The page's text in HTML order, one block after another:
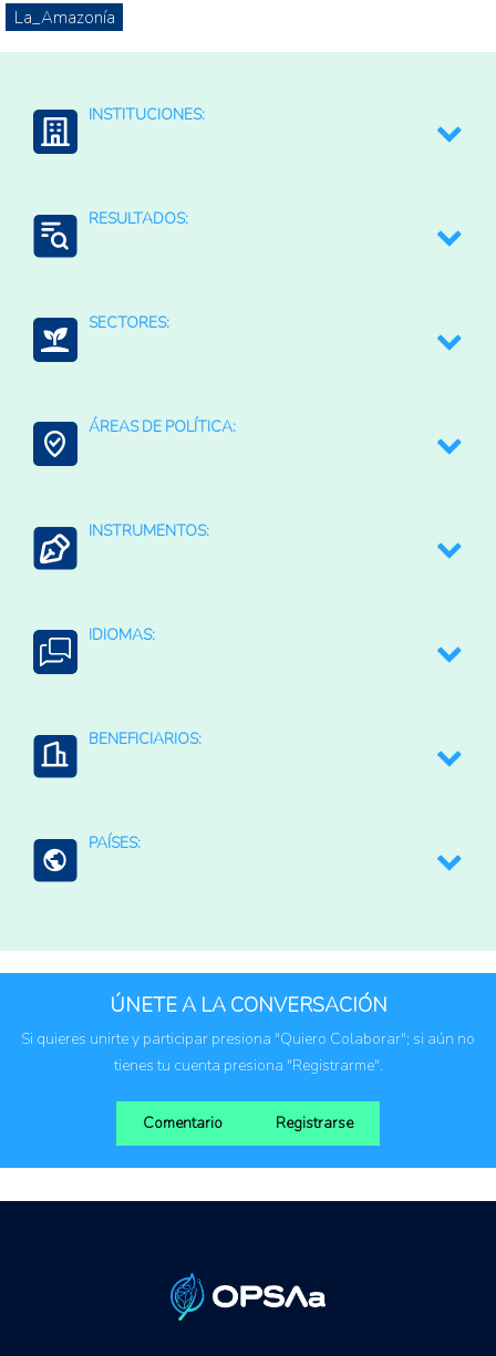
La_Amazonía
INSTITUCIONES:
Ambiente IMAZON
RESULTADOS:
SECTORES:
ÁREAS DE POLÍTICA:
Conservación de la Biodiversidad
INSTRUMENTOS:
IDIOMAS:
BENEFICIARIOS:
Comunidades rurales
PAÍSES:
ÚNETE A LA CONVERSACIÓN
Si quieres unirte y participar presiona "Quiero Colaborar"; si aún no
tienes tu cuenta presiona "Registrarme".
Comentario Registrarse